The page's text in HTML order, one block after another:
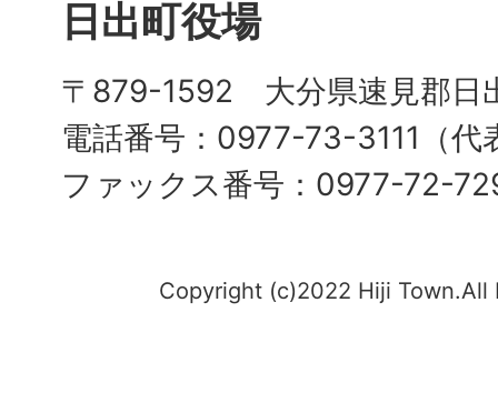
日出町役場
〒879-1592 大分県速見郡日
電話番号：0977-73-3111（代
ファックス番号：0977-72-
Copyright (c)2022 Hiji Town.All